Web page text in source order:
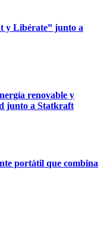
y Libérate” junto a
renovable y
junto a Statkraft
portátil que combina